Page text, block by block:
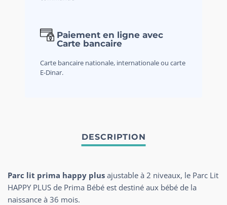
Paiement en ligne avec
Carte bancaire
Carte bancaire nationale, internationale ou carte
E-Dinar.
Parc lit prima happy plus ajustable à 2 niveaux, le Parc Lit
HAPPY PLUS de Prima Bébé est destiné aux bébé de la
naissance à 36 mois.